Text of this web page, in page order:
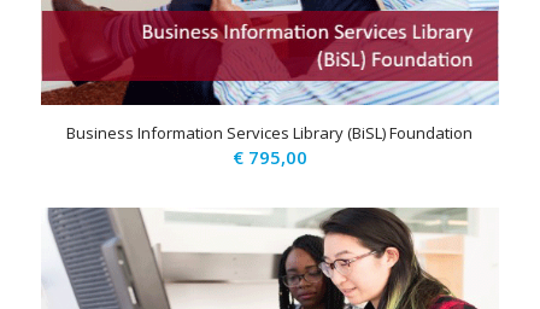
Business Information Services Library (BiSL) Foundation
€795,00